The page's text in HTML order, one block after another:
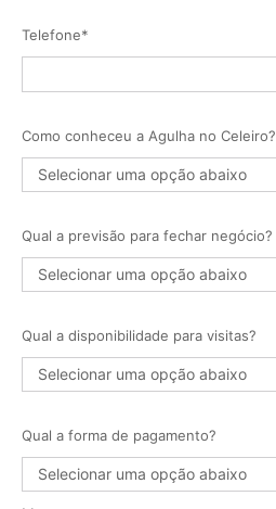
Telefone*
Como conheceu a Agulha no Celeiro?
Qual a previsão para fechar negócio?
Qual a disponibilidade para visitas?
Qual a forma de pagamento?